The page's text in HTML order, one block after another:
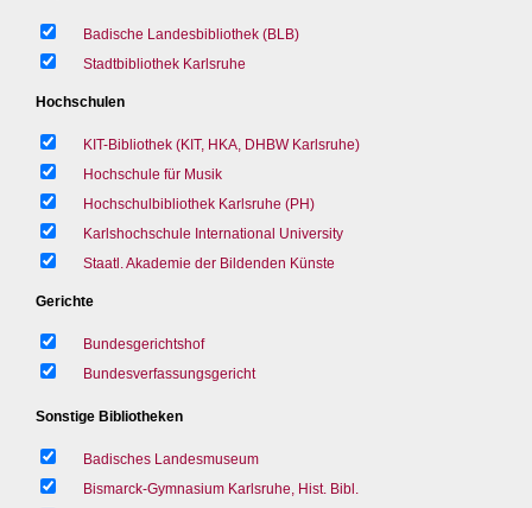
Badische Landesbibliothek (BLB)
Stadtbibliothek Karlsruhe
Hochschulen
KIT-Bibliothek (KIT, HKA, DHBW Karlsruhe)
Hochschule für Musik
Hochschulbibliothek Karlsruhe (PH)
Karlshochschule International University
Staatl. Akademie der Bildenden Künste
Gerichte
Bundesgerichtshof
Bundesverfassungsgericht
Sonstige Bibliotheken
Badisches Landesmuseum
Bismarck-Gymnasium Karlsruhe, Hist. Bibl.